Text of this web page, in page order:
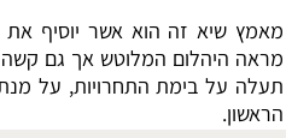
מאמץ שיא זה הוא אשר יוסיף את
מראה היהלום המלוטש אך גם קשה
תעלה על בימת התחרויות, על
הראשון.